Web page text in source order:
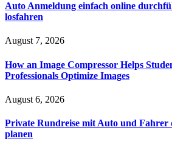
Auto Anmeldung einfach online
losfahren
August 7, 2026
How an Image Compressor Helps
Professionals Optimize Images
August 6, 2026
Private Rundreise mit Auto und Fahrer
planen